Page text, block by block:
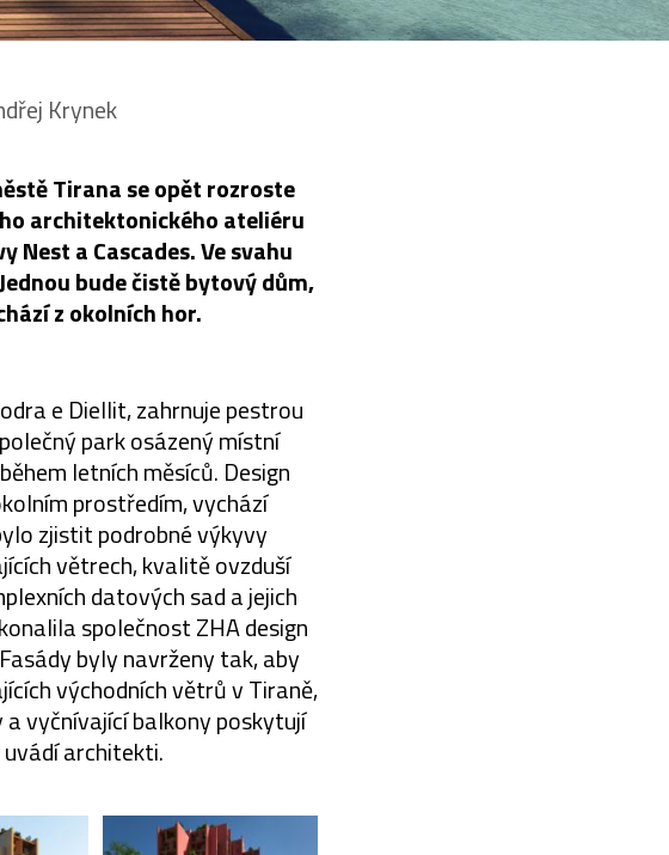
Krynek
Tirana se opět rozroste
architektonického ateliéru
Nest a Cascades. Ve svahu
bude čistě bytový dům,
z okolních hor.
e Diellit, zahrnuje pestrou
park osázený místní
letních měsíců. Design
prostředím, vychází
zjistit podrobné výkyvy
větrech, kvalitě ovzduší
datových sad a jejich
společnost ZHA design
byly navrženy tak, aby
východních větrů v Tiraně,
vyčnívající balkony poskytují
architekti.